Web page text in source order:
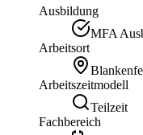
Ausbildung
MFA
Arbeitsort
Arbeitszeitmodell
Teilzeit
Fachbereich